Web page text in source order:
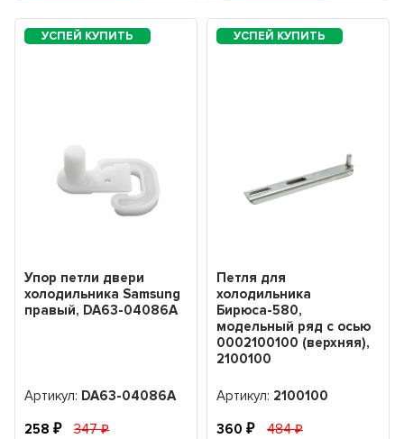
Упор петли двери
холодильника Samsung
правый, DA63-04086A
Артикул: DA63-04086A
258 347
Петля для
холодильника
Бирюса-580,
модельный ряд с осью
0002100100 (верхняя),
2100100
Артикул: 2100100
360 484